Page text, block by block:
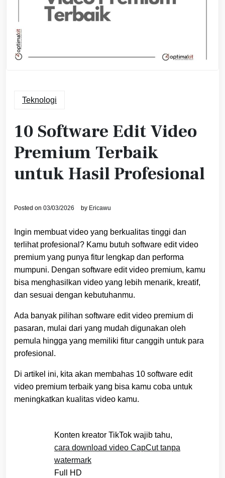
Teknologi
10 Software Edit Video
Premium Terbaik
untuk Hasil Profesional
Posted on 03/03/2026 by Ericawu
Ingin membuat video yang berkualitas tinggi dan
terlihat profesional? Kamu butuh software edit video
premium yang punya fitur lengkap dan performa
mumpuni. Dengan software edit video premium, kamu
bisa menghasilkan video yang lebih menarik, kreatif,
dan sesuai dengan kebutuhanmu.
Ada banyak pilihan software edit video premium di
pasaran, mulai dari yang mudah digunakan oleh
pemula hingga yang memiliki fitur canggih untuk para
profesional.
Di artikel ini, kita akan membahas 10 software edit
video premium terbaik yang bisa kamu coba untuk
meningkatkan kualitas video kamu.
Konten kreator TikTok wajib tahu,
cara download video CapCut tanpa
watermark
Full HD